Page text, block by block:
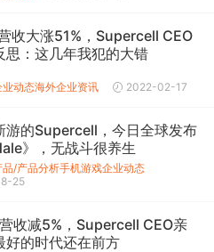
收大涨51%，Supercell CEO
思：这几年我犯的大错
业动态海外企业资讯 2022-02-17
游的Supercell，今日全球发布
》，无战斗很养生
/产品分析手机游戏企业动态
25
收减5%，Supercell CEO亲
好的时代还在前方